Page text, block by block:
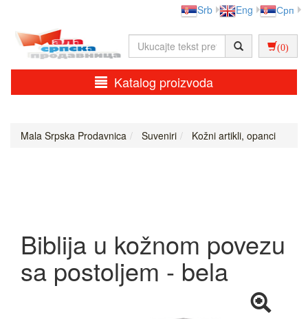
Srb Eng Срп
(0)
Katalog proizvoda
Mala Srpska Prodavnica Suveniri Kožni artikli, opanci
Biblija u kožnom povezu
sa postoljem - bela